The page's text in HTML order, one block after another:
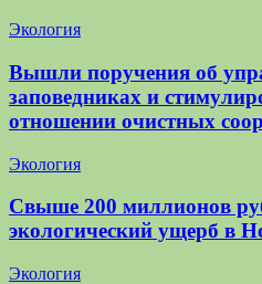
Экология
Вышли поручения об
заповедниках и
отношении очистных
Экология
Свыше 200 миллионов
экологический ущерб в
Экология